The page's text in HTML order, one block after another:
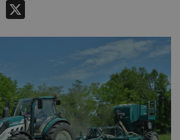
LinkedIn